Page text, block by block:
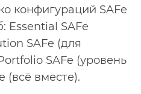
конфигураций SAFe
Essential SAFe
SAFe (для
SAFe (уровень
(всё вместе).